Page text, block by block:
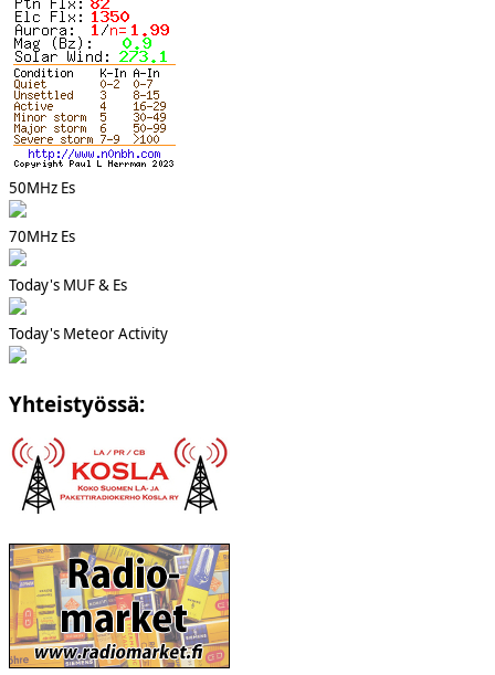
50MHz Es
70MHz Es
Today's MUF & Es
Today's Meteor Activity
Yhteistyössä: